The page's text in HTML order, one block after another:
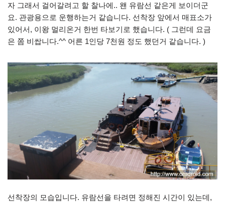
자 그래서 걸어갈려고 할 찰나에.. 왠 유람선 같은게 보이더군
요. 관광용으로 운행하는거 같습니다. 선착장 앞에서 매표소가
있어서, 이왕 멀리온거 한번 타보기로 했습니다. ( 그런데 요금
은 쫌 비쌉니다.^^ 어른 1인당 7천원 정도 했던거 같습니다. )
선착장의 모습입니다. 유람선을 타려면 정해진 시간이 있는데,